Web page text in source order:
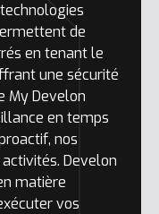
de
en tenant le
une sécurité
My Develon
en temps
nos
Develon
matière
vos